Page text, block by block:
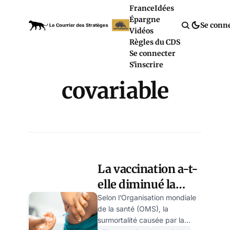
FranceIdées
Épargne
Vidéos
Règles du CDS
Se connecter
S'inscrire
Se
covariable
La vaccination a-t-
elle diminué la
mortalité ?
Selon l’Organisation mondiale
de la santé (OMS), la
surmortalité causée par la